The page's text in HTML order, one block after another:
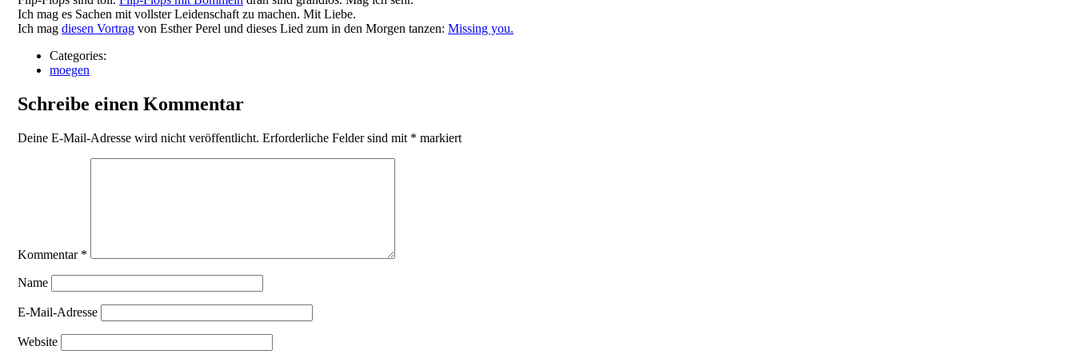
Ich mag es Sachen mit vollster Leidenschaft zu machen. Mit Liebe.
Ich mag diesen Vortrag von Esther Perel und dieses Lied zum in den Morgen tanzen: Missing you.
Categories:
moegen
Schreibe einen Kommentar
Deine E-Mail-Adresse wird nicht veröffentlicht. Erforderliche Felder sind mit * markiert
Kommentar *
Name
E-Mail-Adresse
Website